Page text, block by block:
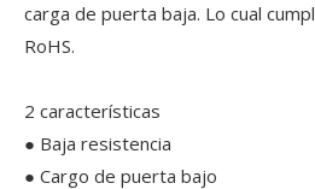
carga de puerta baja. Lo cual
RoHS.
2 características
● Baja resistencia
● Cargo de puerta bajo